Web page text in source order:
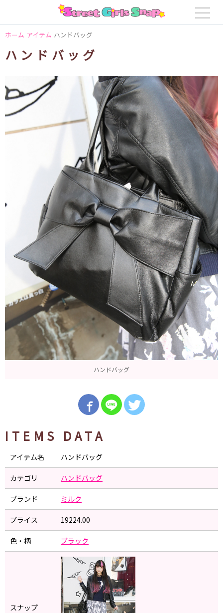
ホーム アイテム ハンドバッグ
ハンドバッグ
ハンドバッグ
ITEMS DATA
アイテム名 ハンドバッグ
カテゴリ ハンドバッグ
ブランド ミルク
プライス 19224.00
色・柄 ブラック
スナップ